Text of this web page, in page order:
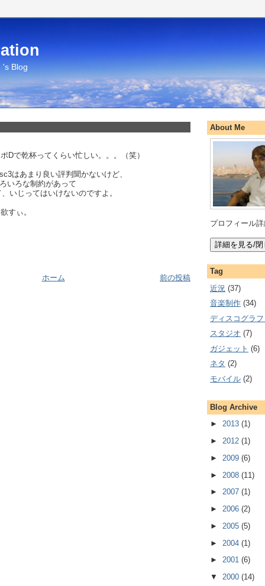
's Blog
Dで乾杯ってくらい忙しい。。。（笑）
はあまり良い評判聞かないけど、
いろな制約があって
いじってはいけないのですよ。
すぃ。
前の投稿
ホーム
About Me
プロフィール詳
Tag
近況 (37)
音楽制作 (34)
ディスコグラフ
スタジオ (7)
ガジェット (6)
ネタ (2)
モバイル (2)
Blog Archive
► 2013 (1)
► 2012 (1)
► 2009 (6)
► 2008 (11)
► 2007 (1)
► 2006 (2)
► 2005 (5)
► 2004 (1)
► 2001 (6)
▼ 2000 (14)